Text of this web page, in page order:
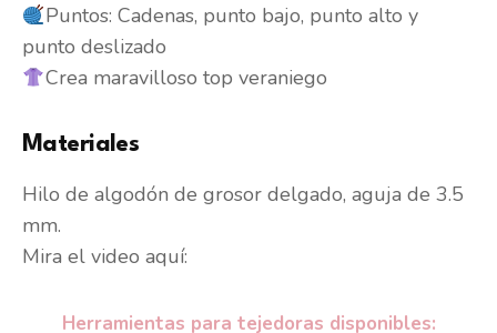
Puntos: Cadenas, punto bajo, punto alto y
punto deslizado
Crea maravilloso top veraniego
Materiales
Hilo de algodón de grosor delgado, aguja de 3.5
mm.
Mira el video aquí:
Herramientas para tejedoras disponibles: